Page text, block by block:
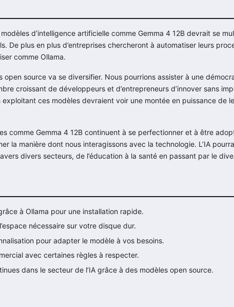
d’intelligence artificielle comme Gemma 4 12B devrait se
De plus en plus d’entreprises chercheront à automatiser leurs
comme Ollama.
open source va se diversifier. Nous pourrions assister à une
croissant de développeurs et d’entrepreneurs d’innover sans
ces modèles devraient voir une montée en puissance de
comme Gemma 4 12B continuent à se perfectionner et à être
la manière dont nous interagissons avec la technologie. L’IA
divers secteurs, de l’éducation à la santé en passant par le
à Ollama pour une installation rapide.
nécessaire sur votre disque dur.
pour adapter le modèle à vos besoins.
avec certaines règles à respecter.
dans le secteur de l’IA grâce à des modèles open source.